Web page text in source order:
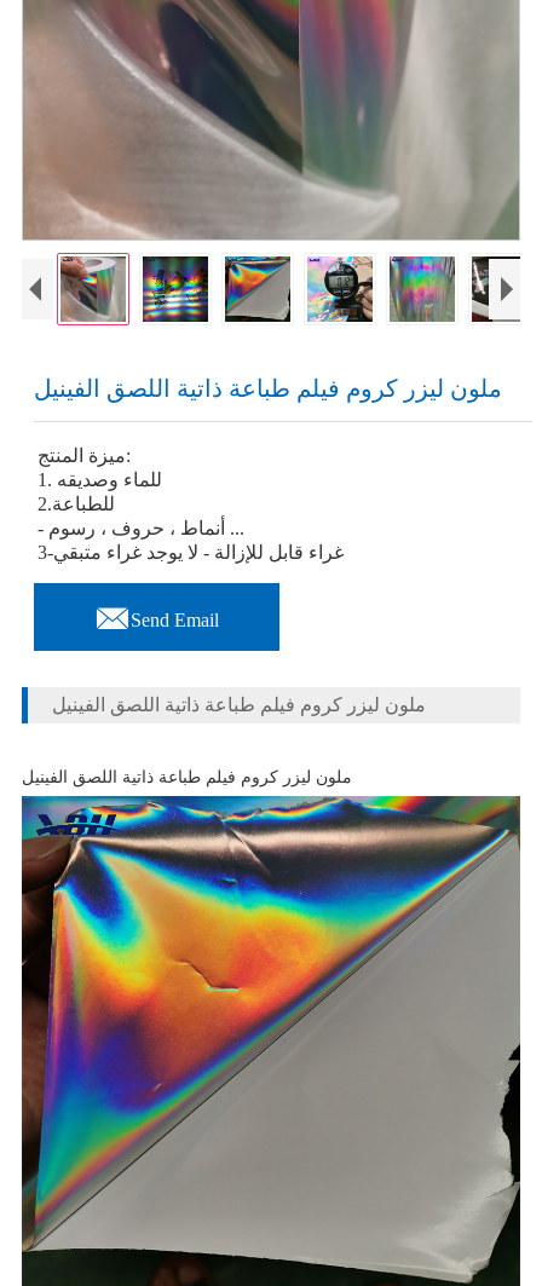
ملون ليزر كروم فيلم طباعة ذاتية اللصق الفينيل
ميزة المنتج:
1. للماء وصديقه
2.للطباعة
- أنماط ، حروف ، رسوم ...
3-غراء قابل للإزالة - لا يوجد غراء متبقي
Send Email
ملون ليزر كروم فيلم طباعة ذاتية اللصق الفينيل
ملون ليزر كروم فيلم طباعة ذاتية اللصق الفينيل